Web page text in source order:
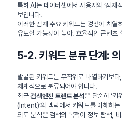
특히 AI는 데이터셋에서 사용자의 ‘잠재
보입니다.
이러한 잠재 수요 키워드는 경쟁이 치열
유도할 가능성이 높아, 효율적인 콘텐츠
5-2. 키워드 분류 단계:
발굴된 키워드는 무작위로 나열하기보
체계적으로 분류되어야 합니다.
최근검색엔진 트렌드 분석은 단순히 ‘키
(Intent)’의 맥락에서 키워드를 이해하
의도 분석은 검색의 목적이 정보 탐색,